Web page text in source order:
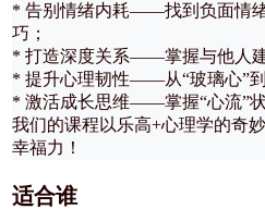
* 告别情绪内耗​​——找到负面情
巧；
* 打造深度关系​​——掌握与他人
* 提升心理韧性​​——从“玻璃心”
* 激活成长思维​​——掌握“心流”状
我们的课程以乐高+心理学​​的奇
幸福力！
适合谁